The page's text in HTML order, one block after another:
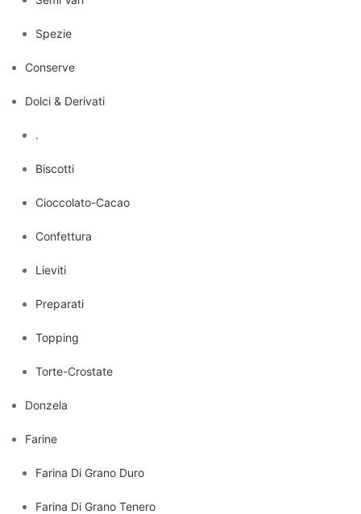
Spezie
Conserve
Dolci & Derivati
.
Biscotti
Cioccolato-Cacao
Confettura
Lieviti
Preparati
Topping
Torte-Crostate
Donzela
Farine
Farina Di Grano Duro
Farina Di Grano Tenero